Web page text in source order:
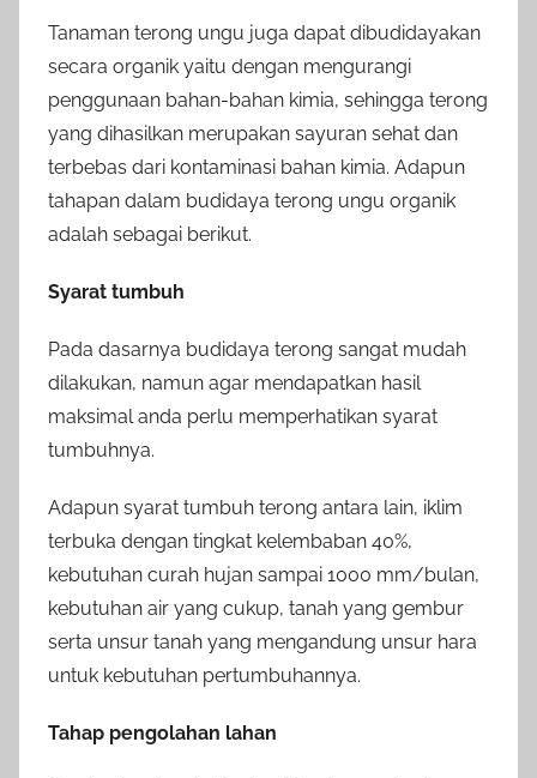
Tanaman terong ungu juga dapat dibudidayakan
secara organik yaitu dengan mengurangi
penggunaan bahan-bahan kimia, sehingga terong
yang dihasilkan merupakan sayuran sehat dan
terbebas dari kontaminasi bahan kimia. Adapun
tahapan dalam budidaya terong ungu organik
adalah sebagai berikut.
Syarat tumbuh
Pada dasarnya budidaya terong sangat mudah
dilakukan, namun agar mendapatkan hasil
maksimal anda perlu memperhatikan syarat
tumbuhnya.
Adapun syarat tumbuh terong antara lain, iklim
terbuka dengan tingkat kelembaban 40%,
kebutuhan curah hujan sampai 1000 mm/bulan,
kebutuhan air yang cukup, tanah yang gembur
serta unsur tanah yang mengandung unsur hara
untuk kebutuhan pertumbuhannya.
Tahap pengolahan lahan